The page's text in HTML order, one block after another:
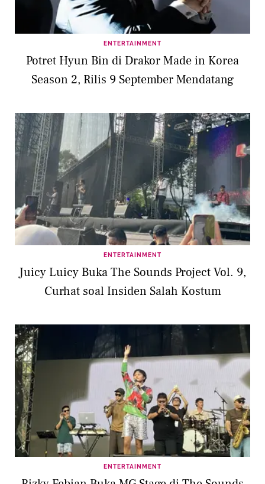
ENTERTAINMENT
Potret Hyun Bin di Drakor Made in Korea
Season 2, Rilis 9 September Mendatang
ENTERTAINMENT
Juicy Luicy Buka The Sounds Project Vol. 9,
Curhat soal Insiden Salah Kostum
ENTERTAINMENT